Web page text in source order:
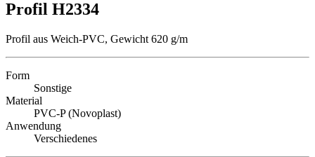
Profil H2334
Profil aus Weich-PVC, Gewicht 620 g/m
Form
Sonstige
Material
PVC-P (Novoplast)
Anwendung
Verschiedenes